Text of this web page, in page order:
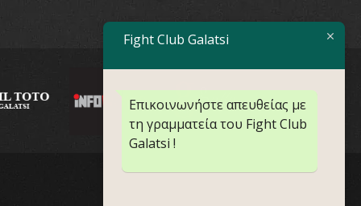
Fight Club Galatsi
Επικοινωνήστε απευθείας με
τη γραμματεία του Fight Club
Galatsi !